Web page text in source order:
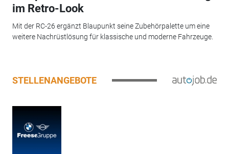
im Retro-Look
Mit der RC-26 ergänzt Blaupunkt seine Zubehörpalette um eine
weitere Nachrüstlösung für klassische und moderne Fahrzeuge.
STELLENANGEBOTE